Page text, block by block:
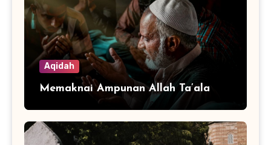
Aqidah
Memaknai Ampunan Allah Ta’ala